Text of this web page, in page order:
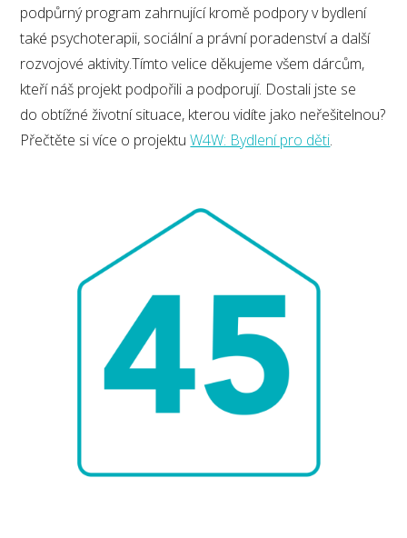
podpůrný program zahrnující kromě podpory v bydlení
také psychoterapii, sociální a právní poradenství a další
rozvojové aktivity.Tímto velice děkujeme všem dárcům,
kteří náš projekt podpořili a podporují. Dostali jste se
do obtížné životní situace, kterou vidíte jako neřešitelnou?
Přečtěte si více o projektuW4W: Bydlení pro děti.